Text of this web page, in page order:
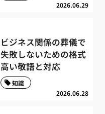
2026.06.29
ビジネス関係の葬儀で
失敗しないための格式
高い敬語と対応
2026.06.28
知識